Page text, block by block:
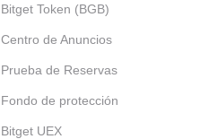
Bitget Token (BGB)
Centro de Anuncios
Prueba de Reservas
Fondo de protección
Bitget UEX